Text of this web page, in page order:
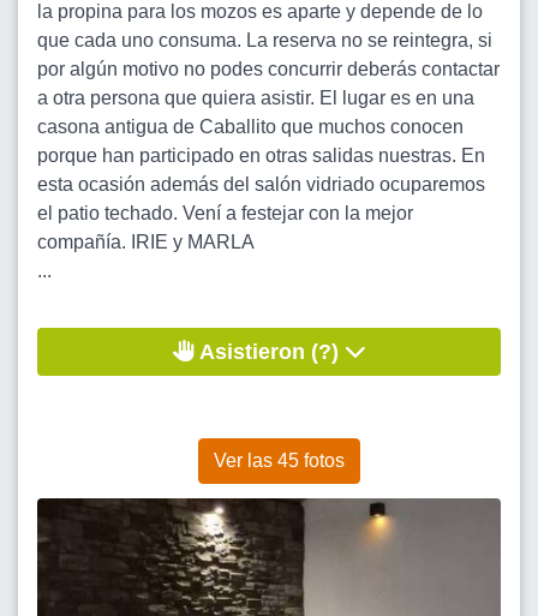
la propina para los mozos es aparte y depende de lo
que cada uno consuma. La reserva no se reintegra, si
por algún motivo no podes concurrir deberás contactar
a otra persona que quiera asistir. El lugar es en una
casona antigua de Caballito que muchos conocen
porque han participado en otras salidas nuestras. En
esta ocasión además del salón vidriado ocuparemos
el patio techado. Vení a festejar con la mejor
compañía. IRIE y MARLA
...
Asistieron (?)
Ver las 45 fotos